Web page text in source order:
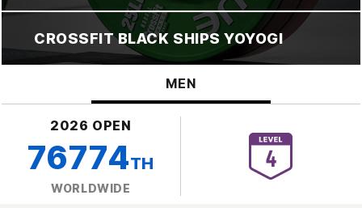
CROSSFIT BLACK SHIPS YOYOGI
MEN
2026 OPEN
76774TH
WORLDWIDE